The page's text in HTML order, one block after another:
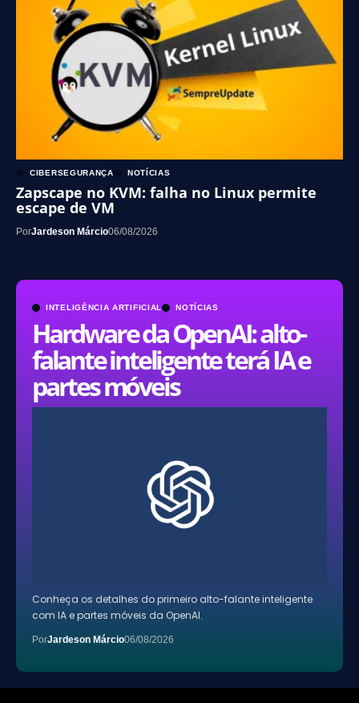
INTELIGÊNCIA ARTIFICIAL NOTÍCIAS
Hardware da OpenAI: alto-
falante inteligente terá IA e
partes móveis
Conheça os detalhes do primeiro alto-falante inteligente
com IA e partes móveis da OpenAI.
PorJardeson Márcio06/08/2026
CIBERSEGURANÇA NOTÍCIAS
Zapscape no KVM: falha no Linux permite
escape de VM
PorJardeson Márcio06/08/2026